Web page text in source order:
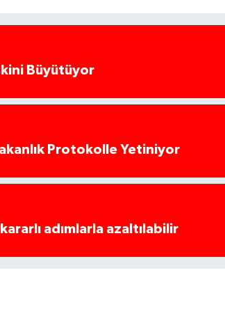
Büyütüyor
Protokolle Yetiniyor
adımlarla azaltılabilir